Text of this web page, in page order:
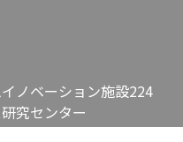
ノベーション施設224
究センター
6921